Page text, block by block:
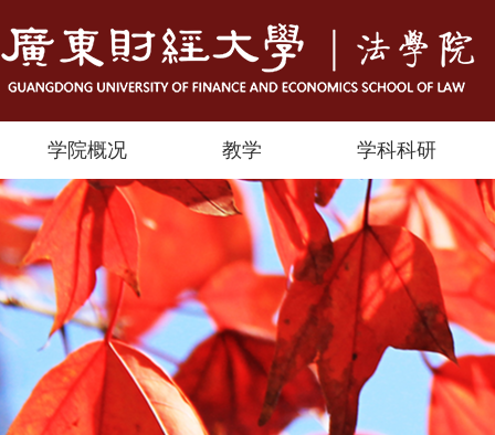
学院概况 教学 学科科研